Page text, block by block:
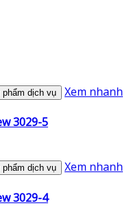
dịch vụ Xem nhanh
3029-5
dịch vụ Xem nhanh
3029-4